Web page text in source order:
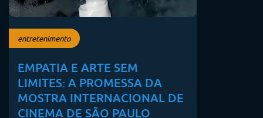
entretenimento
EMPATIA E ARTE SEM
LIMITES: A PROMESSA DA
MOSTRA INTERNACIONAL DE
CINEMA DE SÃO PAULO